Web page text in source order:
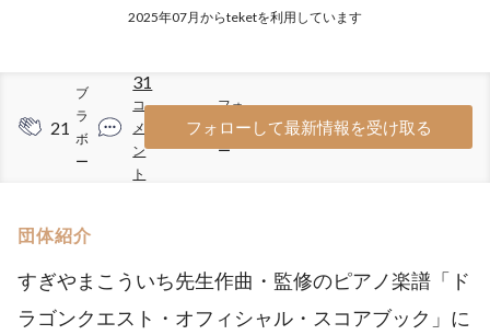
2025年07月からteketを利用しています
21
ブ
ラ
ボ
ー
31
コ
メ
ン
ト
59
フォ
ロワ
ー
フォローして最新情報を受け取る
団体紹介
すぎやまこういち先生作曲・監修のピアノ楽譜「ド
ラゴンクエスト・オフィシャル・スコアブック」に